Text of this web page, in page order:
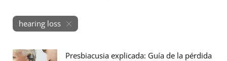
hearing loss
Presbiacusia explicada: Guía de la pérdida